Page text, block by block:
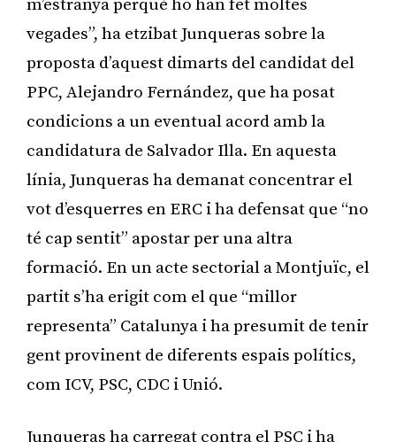
m’estranya perquè ho han fet moltes
vegades”, ha etzibat Junqueras sobre la
proposta d’aquest dimarts del candidat del
PPC, Alejandro Fernández, que ha posat
condicions a un eventual acord amb la
candidatura de Salvador Illa. En aquesta
línia, Junqueras ha demanat concentrar el
vot d’esquerres en ERC i ha defensat que “no
té cap sentit” apostar per una altra
formació. En un acte sectorial a Montjuïc, el
partit s’ha erigit com el que “millor
representa” Catalunya i ha presumit de tenir
gent provinent de diferents espais polítics,
com ICV, PSC, CDC i Unió.
Junqueras ha carregat contra el PSC i ha